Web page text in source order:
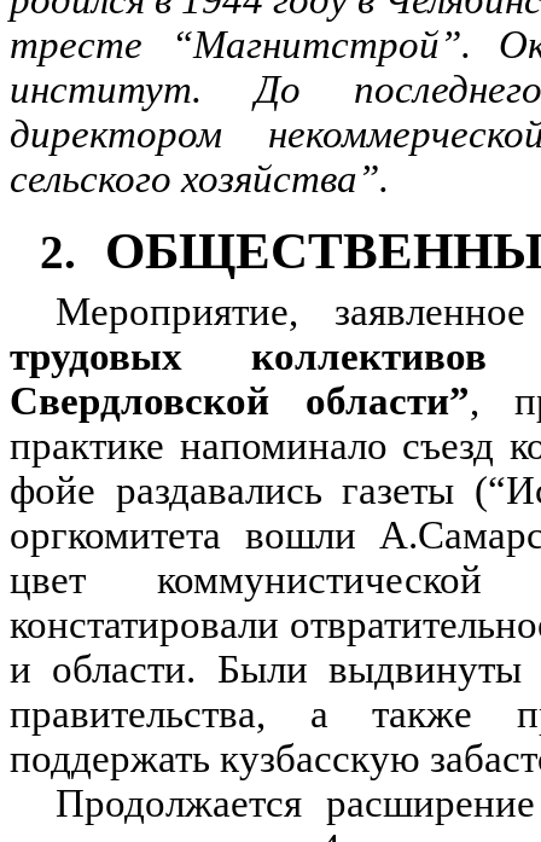
тресте “Магнитстрой”.
институт. До
директором
сельского хозяйства”.
2.
Мероприятие,
трудовых
Свердловской области”,
практике напоминало съезд
фойе раздавались газеты
оргкомитета вошли
цвет
констатировали
и области. Были выдвинуты
правительства, а также
поддержать кузбасскую
Продолжается